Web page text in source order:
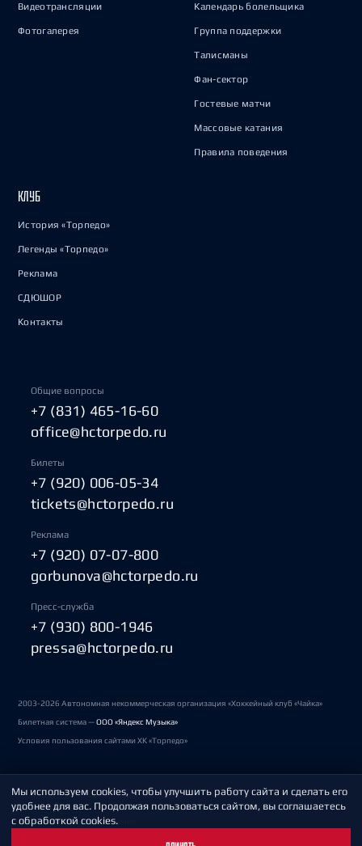
Видеотрансляции
Фотогалерея
Календарь болельщика
Группа поддержки
Талисманы
Фан-сектор
Гостевые матчи
Массовые катания
Правила поведения
КЛУБ
История «Торпедо»
Легенды «Торпедо»
Реклама
СДЮШОР
Контакты
Общие вопросы
+7 (831) 465-16-60
office@hctorpedo.ru
Билеты
+7 (920) 006-05-34
tickets@hctorpedo.ru
Реклама
+7 (920) 07-07-800
gorbunova@hctorpedo.ru
Пресс-служба
+7 (930) 800-1946
pressa@hctorpedo.ru
2003-2026 Автономная некоммерческая организация «Хоккейный клуб «Чайка»
Билетная система —ООО «Яндекс Музыка»
Условия пользования сайтами ХК «Торпедо»
Политика обработки персональных данных
Пользовательское соглашение
Мы используем cookies, чтобы улучшить работу сайта и сделать его
удобнее для вас. Продолжая пользоваться сайтом, вы соглашаетесь
с обработкой cookies.